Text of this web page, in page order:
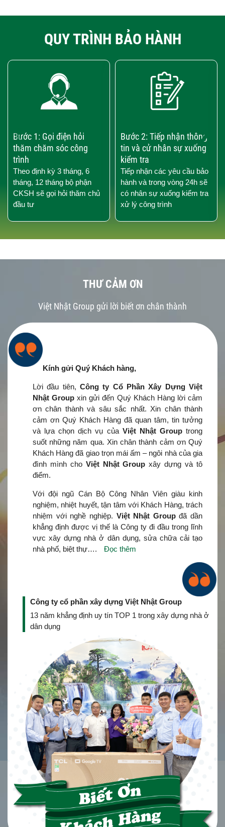
QUY TRÌNH BẢO HÀNH
Bước 1: Gọi điện hỏi
thăm chăm sóc công
trình
Theo định kỳ 3 tháng, 6
tháng, 12 tháng bộ phận
CKSH sẽ gọi hỏi thăm chủ
đầu tư
Bước 2: Tiếp nhận thông
tin và cử nhân sự xuống
kiểm tra
Tiếp nhận các yêu cầu bảo
hành và trong vòng 24h sẽ
có nhân sự xuống kiểm tra
xử lý công trình
›
‹
THƯ CẢM ƠN
Việt Nhật Group gửi lời biết ơn chân thành
Kính gửi Quý Khách hàng,
Lời đầu tiên, Công ty Cổ Phần Xây Dựng Việt
Nhật Group xin gửi đến Quý Khách Hàng lời cảm
ơn chân thành và sâu sắc nhất. Xin chân thành
cảm ơn Quý Khách Hàng đã quan tâm, tin tưởng
và lựa chọn dịch vụ của Việt Nhật Grouptrong
suốt những năm qua. Xin chân thành cảm ơn Quý
Khách Hàng đã giao trọn mái ấm – ngôi nhà của gia
đình mình cho Việt Nhật Group xây dựng và tô
điểm.
Với đội ngũ Cán Bộ Công Nhân Viên giàu kinh
nghiệm, nhiệt huyết, tận tâm với Khách Hàng, trách
nhiệm với nghề nghiệp. Việt Nhật Groupđã dần
khẳng định được vị thế là Công ty đi đầu trong lĩnh
vực xây dựng nhà ở dân dụng, sửa chữa cải tạo
nhà phố, biệt thự….
Đọc thêm
Công ty cổ phần xây dựng Việt Nhật Group
13 năm khẳng định uy tín TOP 1 trong xây dựng nhà ở
dân dụng